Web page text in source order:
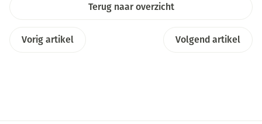
Terug naar overzicht
Vorig artikel Volgend artikel